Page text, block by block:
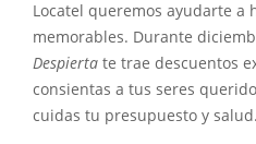
Locatel queremos ayudarte a
memorables. Durante
Despierta te trae descuentos
consientas a tus seres
cuidas tu presupuesto y salud.